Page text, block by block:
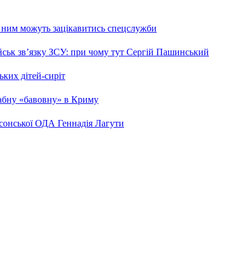
можуть зацікавитись спецслужби
зв’язку ЗСУ: при чому тут Сергій Пашинський
дітей-сиріт
«бавовну» в Криму
ОДА Геннадія Лагути